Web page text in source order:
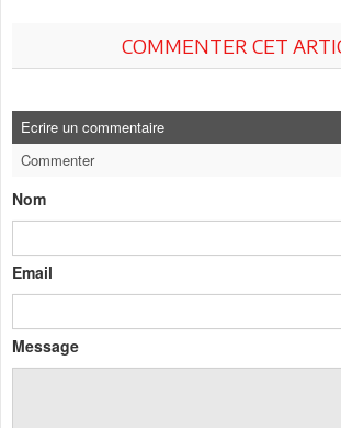
COMMENTER CET
Ecrire un commentaire
Commenter
Nom
Email
Message